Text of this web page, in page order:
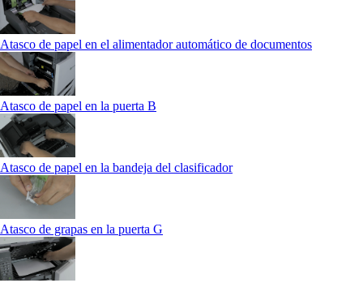
Atasco de papel en el alimentador automático de documentos
Atasco de papel en la puerta B
Atasco de papel en la bandeja del clasificador
Atasco de grapas en la puerta G